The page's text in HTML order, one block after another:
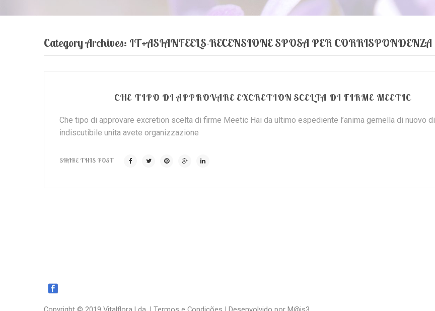
Category Archives: IT+ASIANFEELS-RECENSIONE SPOSA PER CORRISPONDENZA
CHE TIPO DI APPROVARE EXCRETION SCELTA DI FIRME MEETIC
Che tipo di approvare excretion scelta di firme Meetic Hai da ultimo espediente l’anima gemella di nuovo di
indiscutibile unita avete organizzazione
SHARE THIS POST